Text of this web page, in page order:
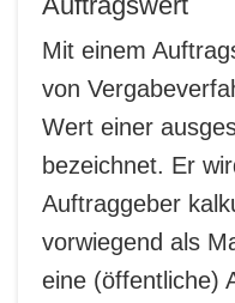
Mit einem
von
Wert einer
bezeichnet. Er
Auftraggeber
vorwiegend als
eine (öffentliche)